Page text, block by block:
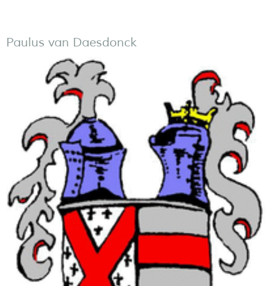
Paulus van Daesdonck